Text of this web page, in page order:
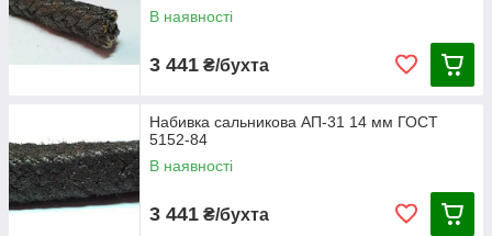
В наявності
3 441 ₴/бухта
Набивка сальникова АП-31 14 мм ГОСТ
5152-84
В наявності
3 441 ₴/бухта